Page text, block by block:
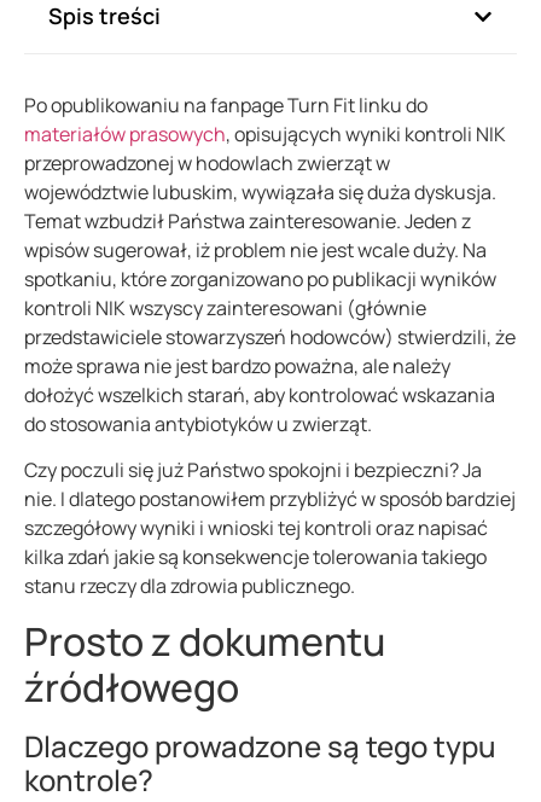
Spis treści
Po opublikowaniu na fanpage Turn Fit linku do
materiałów prasowych, opisujących wyniki kontroli NIK
przeprowadzonej w hodowlach zwierząt w
województwie lubuskim, wywiązała się duża dyskusja.
Temat wzbudził Państwa zainteresowanie. Jeden z
wpisów sugerował, iż problem nie jest wcale duży. Na
spotkaniu, które zorganizowano po publikacji wyników
kontroli NIK wszyscy zainteresowani (głównie
przedstawiciele stowarzyszeń hodowców) stwierdzili, że
może sprawa nie jest bardzo poważna, ale należy
dołożyć wszelkich starań, aby kontrolować wskazania
do stosowania antybiotyków u zwierząt.
Czy poczuli się już Państwo spokojni i bezpieczni? Ja
nie. I dlatego postanowiłem przybliżyć w sposób bardziej
szczegółowy wyniki i wnioski tej kontroli oraz napisać
kilka zdań jakie są konsekwencje tolerowania takiego
stanu rzeczy dla zdrowia publicznego.
Prosto z dokumentu
źródłowego
Dlaczego prowadzone są tego typu
kontrole?